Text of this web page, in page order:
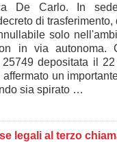
De Carlo. In
di trasferimento,
solo
in via autonoma.
depositata il
un
sia spirato …
legali al terzo